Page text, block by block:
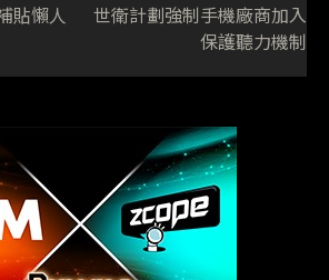
貼懶人
世衛計劃強制手機廠商加入
保護聽力機制